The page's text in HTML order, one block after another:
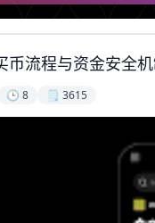
币流程与资金安全
🕒 8 🗒️ 3615